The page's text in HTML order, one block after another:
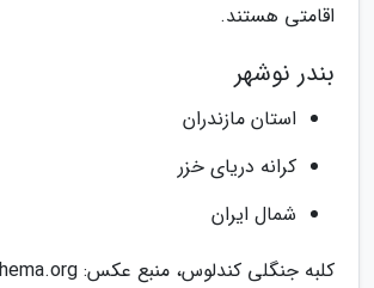
اقامتی هستند.
بندر نوشهر
استان مازندران
کرانه دریای خزر
شمال ایران
کلبه جنگلی کندلوس، منبع عکس: tarikhema.org